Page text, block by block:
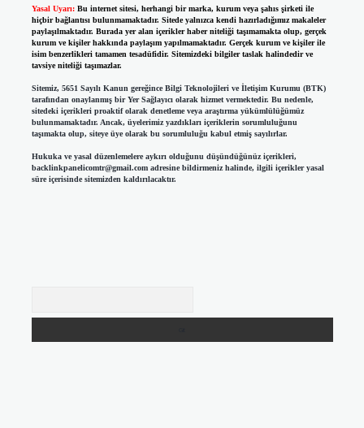
Yasal Uyarı: Bu internet sitesi, herhangi bir marka, kurum veya şahıs şirketi ile
hiçbir bağlantısı bulunmamaktadır. Sitede yalnızca kendi hazırladığımız makaleler
paylaşılmaktadır. Burada yer alan içerikler haber niteliği taşımamakta olup, gerçek
kurum ve kişiler hakkında paylaşım yapılmamaktadır. Gerçek kurum ve kişiler ile
isim benzerlikleri tamamen tesadüfidir. Sitemizdeki bilgiler taslak halindedir ve
tavsiye niteliği taşımazlar.
Sitemiz, 5651 Sayılı Kanun gereğince Bilgi Teknolojileri ve İletişim Kurumu (BTK)
tarafından onaylanmış bir Yer Sağlayıcı olarak hizmet vermektedir. Bu nedenle,
sitedeki içerikleri proaktif olarak denetleme veya araştırma yükümlülüğümüz
bulunmamaktadır. Ancak, üyelerimiz yazdıkları içeriklerin sorumluluğunu
taşımakta olup, siteye üye olarak bu sorumluluğu kabul etmiş sayılırlar.
Hukuka ve yasal düzenlemelere aykırı olduğunu düşündüğünüz içerikleri,
backlinkpanelicomtr@gmail.comadresine bildirmeniz halinde, ilgili içerikler yasal
süre içerisinde sitemizden kaldırılacaktır.